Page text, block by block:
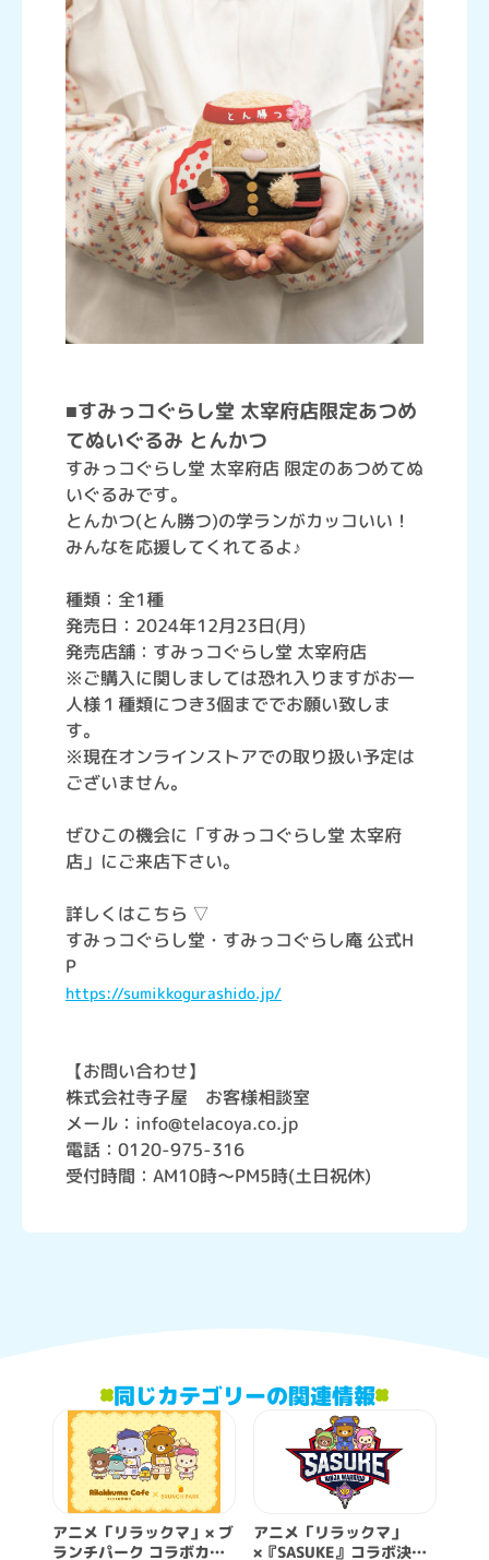
■すみっコぐらし堂 太宰府店限定あつめ
てぬいぐるみ とんかつ
すみっコぐらし堂 太宰府店 限定のあつめてぬ
いぐるみです。
とんかつ(とん勝つ)の学ランがカッコいい！
みんなを応援してくれてるよ♪
種類：全1種
発売日：2024年12月23日(月)
発売店舗：すみっコぐらし堂 太宰府店
※ご購入に関しましては恐れ入りますがお一
人様１種類につき3個まででお願い致しま
す。
※現在オンラインストアでの取り扱い予定は
ございません。
ぜひこの機会に「すみっコぐらし堂 太宰府
店」にご来店下さい。
詳しくはこちら ▽
すみっコぐらし堂・すみっコぐらし庵 公式H
P
https://sumikkogurashido.jp/
【お問い合わせ】
株式会社寺子屋 お客様相談室
メール：info@telacoya.co.jp
電話：0120-975-316
受付時間：AM10時～PM5時(土日祝休)
同じカテゴリーの関連情報
アニメ「リラックマ」× ブ
ランチパーク コラボカフ
アニメ「リラックマ」
×『SASUKE』コラボ決